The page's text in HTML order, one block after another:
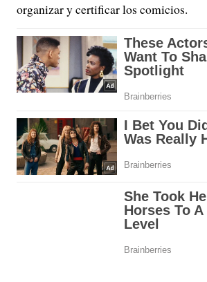
organizar y certificar los comicios.